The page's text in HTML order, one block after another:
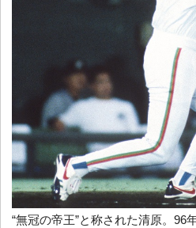
“無冠の帝王”と称された清原。96